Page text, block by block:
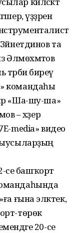
үҙҙәрен
та
Әлмөхәмәтов
биреү
командаһы
«Ша-шу-ша»
– хәҙер
media» видео
се башҡорт
ғына эләктек,
төрөк
20-се